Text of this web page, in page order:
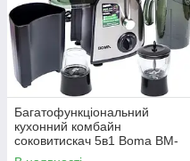
Багатофункціональний
кухонний комбайн
соковитискач 5в1 Boma BM-
6182 Комбінований комбайн-